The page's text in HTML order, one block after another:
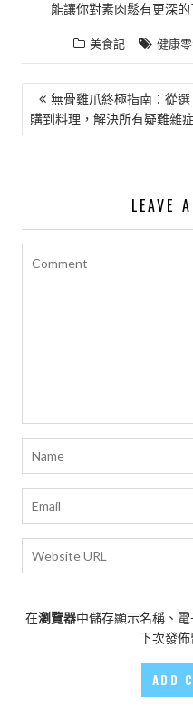
能讓你對素肉鬆有更深
美食記 健康
文
章
無骨雞爪終極指南：從選
購到料理，解決所有疑難雜
LEAVE
在瀏覽器中儲存顯示名稱、
下次發佈